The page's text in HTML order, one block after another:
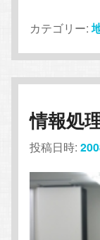
カテゴリー:
情報処
投稿日時: